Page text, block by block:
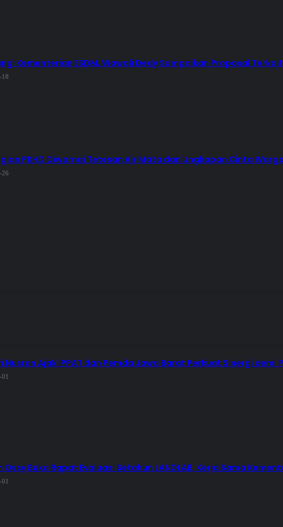
Kementerian ESDM, Wawali Dedy Sampaikan Proposal
18
PKHD Diwarnai Tetesan Air Mata dan Ungkapan Cinta
26
Nusron Ajak IPPAT dan Pemda Jawa Barat Perkuat Sinergi
Ossy Buka Rapat Evaluasi Setahun LANDLAB, Kerja Sama